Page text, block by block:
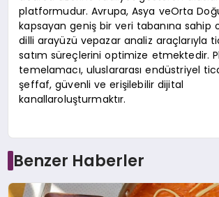
platformudur. Avrupa, Asya veOrta
kapsayan geniş bir veri tabanına sahip
dilli arayüzü vepazar analiz araçlarıyla
satım süreçlerini optimize etmektedir.
temelamacı, uluslararası endüstriyel
şeffaf, güvenli ve erişilebilir dijital
kanallaroluşturmaktır.
Benzer Haberler